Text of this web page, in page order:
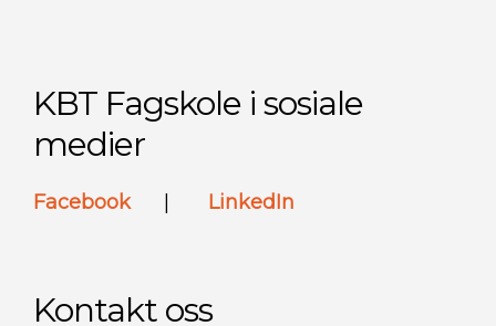
KBT Fagskole i sosiale
medier
Facebook LinkedIn
Kontakt oss